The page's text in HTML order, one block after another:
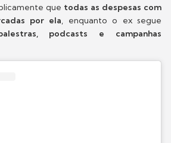
que todas as despesas com
por ela, enquanto o ex segue
podcasts e campanhas